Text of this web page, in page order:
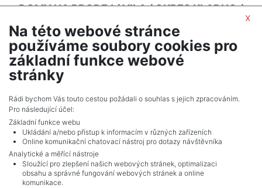
DOMY NA PRODEJ/VILA/OKRES KLADNO/
UNHOŠŤ
SEŘADIT PODLE CENY
UPRAVIT HLEDÁNÍ
x
Na této webové stránce
používáme soubory cookies pro
základní funkce webové
stránky
Rádi bychom Vás touto cestou požádali o souhlas s jejich zpracováním.
Pro následující účel:
Základní funkce webu
Ukládání a/nebo přístup k informacím v různých zařízeních
Online komunikační chatovací nástroj pro dotazy návštěvníka
Analytické a měřící nástroje
Sloužící pro zlepšení našich webových stránek, optimalizaci
obsahu a správné fungování webových stránek a online
komunikace.